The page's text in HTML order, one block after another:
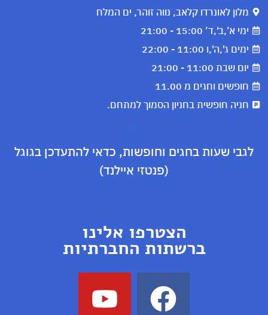
מלון לאונרדו קלאב, נווה זוהר, ים המלח
ימי א’,ב',ד’ 15:00 - 21:00
ימים ג',ה',ו 11:00 - 22:00
יום שבת 11:00 - 21:00
חופשים וחגים מ 11.00
חניה חופשית בחניון הסמוך למתחם.
.
לגבי שעות בחגים וחופשות, כדאי להתעדכן בגוגל
(פנטזי איילנד)
הצטרפו אלינו
ברשתות החברתיות